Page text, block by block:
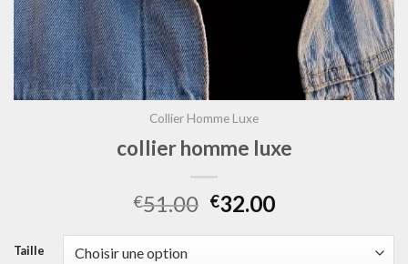
Collier Homme Luxe
collier homme luxe
€51.00 €32.00
Taille